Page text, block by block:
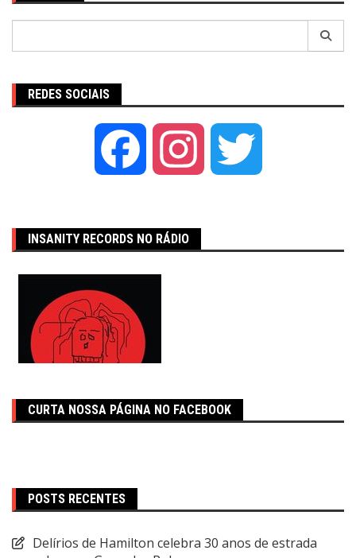
REDES SOCIAIS
Facebook Instagram
INSANITY RECORDS NO RÁDIO
CURTA NOSSA PÁGINA NO FACEBOOK
POSTS RECENTES
Delírios de Hamilton celebra 30 anos de estrada